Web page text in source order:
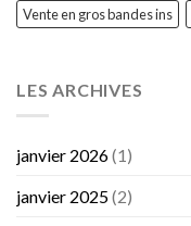
Vente en gros bandes ins
LES ARCHIVES
janvier 2026(1)
janvier 2025(2)